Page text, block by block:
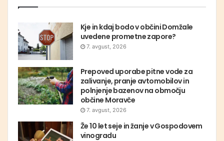
Kje in kdaj bodo v občini Domžale
uvedene prometne zapore?
7. avgust, 2026
Prepoved uporabe pitne vode za
zalivanje, pranje avtomobilov in
polnjenje bazenov na območju
občine Moravče
7. avgust, 2026
Že 10 let seje in žanje v Gospodovem
vinogradu